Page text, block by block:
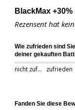
BlackMax
Rezensent hat
Wie zufrieden sind
deiner gekauften
nicht zufrieden zufrieden
Fanden Sie diese